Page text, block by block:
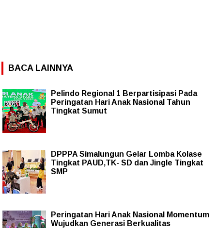
BACA LAINNYA
Pelindo Regional 1 Berpartisipasi Pada
Peringatan Hari Anak Nasional Tahun
Tingkat Sumut
DPPPA Simalungun Gelar Lomba Kolase
Tingkat PAUD,TK- SD dan Jingle Tingkat
SMP
Peringatan Hari Anak Nasional Momentum
Wujudkan Generasi Berkualitas